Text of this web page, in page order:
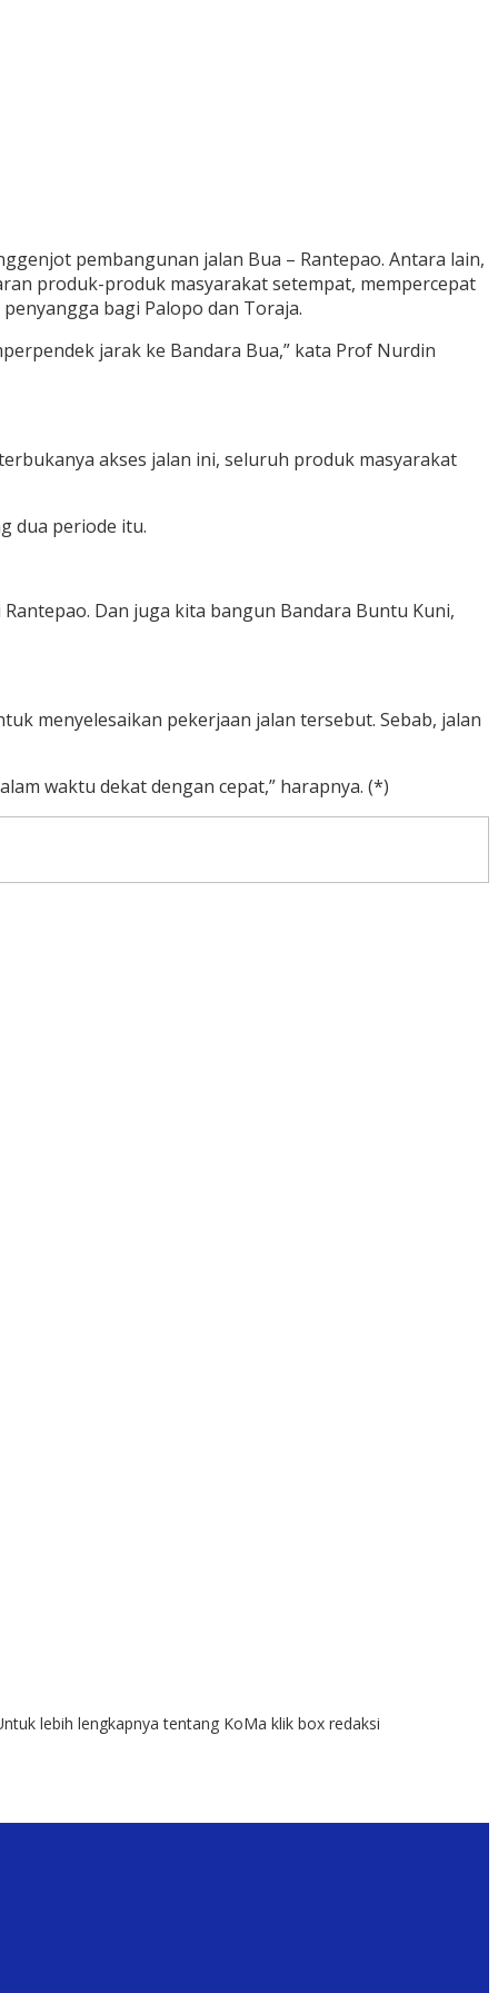
pembangunan jalan Bua – Rantepao. Antara lain,
produk-produk masyarakat setempat, mempercepat
bagi Palopo dan Toraja.
jarak ke Bandara Bua,” kata Prof Nurdin
akses jalan ini, seluruh produk masyarakat
dua periode itu.
Dan juga kita bangun Bandara Buntu Kuni,
menyelesaikan pekerjaan jalan tersebut. Sebab, jalan
waktu dekat dengan cepat,” harapnya. (*)
lebih lengkapnya tentang KoMa klik box redaksi